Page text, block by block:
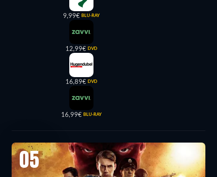
9,99€ BLU-RAY
12,99€ DVD
16,89€ DVD
16,99€ BLU-RAY
05